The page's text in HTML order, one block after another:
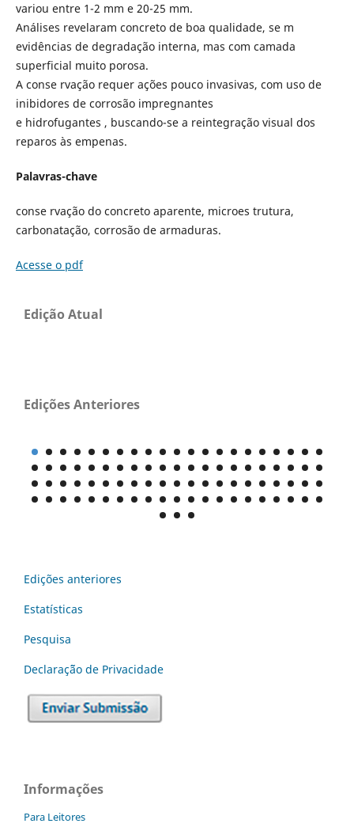
variou entre 1-2 mm e 20-25 mm.
Análises revelaram concreto de boa qualidade, se m
evidências de degradação interna, mas com camada
superficial muito porosa.
A conse rvação requer ações pouco invasivas, com uso de
inibidores de corrosão impregnantes
e hidrofugantes , buscando-se a reintegração visual dos
reparos às empenas.
Palavras-chave
conse rvação do concreto aparente, microes trutura,
carbonatação, corrosão de armaduras.
Acesse o pdf
Edição Atual
Edições Anteriores
Edições anteriores
Estatísticas
Pesquisa
Declaraç˜ão de Privacidade
Informações
Para Leitores